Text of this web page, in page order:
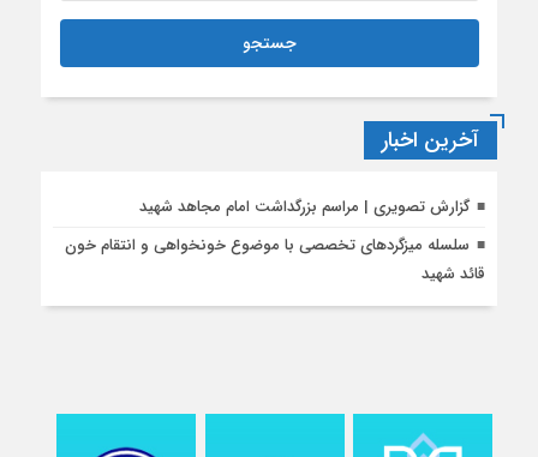
آخرین اخبار
گزارش تصویری | مراسم بزرگداشت امام مجاهد شهید
سلسله میزگردهای تخصصی با موضوع خونخواهی و انتقام خون
قائد شهید